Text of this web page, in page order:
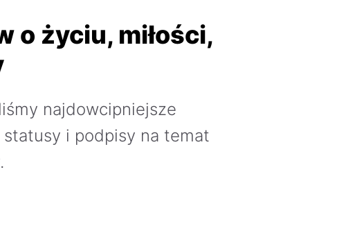
życiu, miłości,
najdowcipniejsze
i podpisy na temat